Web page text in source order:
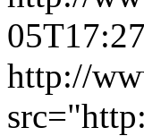
http://